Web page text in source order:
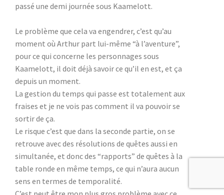
passé une demi journée sous Kaamelott.
Le problème que cela va engendrer, c’est qu’au
moment où Arthur part lui-même “à l’aventure”,
pour ce qui concerne les personnages sous
Kaamelott, il doit déjà savoir ce qu’il en est, et ça
depuis un moment.
La gestion du temps qui passe est totalement aux
fraises et je ne vois pas comment il va pouvoir se
sortir de ça.
Le risque c’est que dans la seconde partie, on se
retrouve avec des résolutions de quêtes aussi en
simultanée, et donc des “rapports” de quêtes à la
table ronde en même temps, ce qui n’aura aucun
sens en termes de temporalité.